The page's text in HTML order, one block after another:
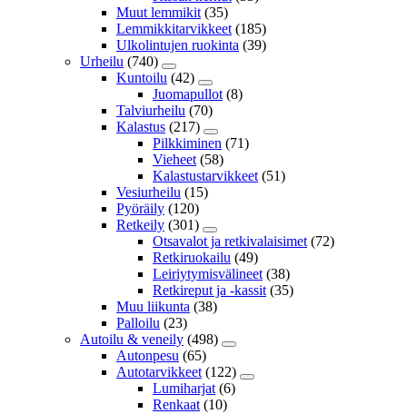
Muut lemmikit (35)
Lemmikkitarvikkeet (185)
Ulkolintujen ruokinta (39)
Urheilu (740)
Kuntoilu (42)
Juomapullot (8)
Talviurheilu (70)
Kalastus (217)
Pilkkiminen (71)
Vieheet (58)
Kalastustarvikkeet (51)
Vesiurheilu (15)
Pyöräily (120)
Retkeily (301)
Otsavalot ja retkivalaisimet (72)
Retkiruokailu (49)
Leiriytymisvälineet (38)
Retkireput ja -kassit (35)
Muu liikunta (38)
Palloilu (23)
Autoilu & veneily (498)
Autonpesu (65)
Autotarvikkeet (122)
Lumiharjat (6)
Renkaat (10)